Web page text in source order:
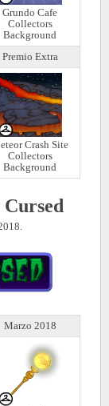
Grundo Cafe
Collectors
Background
Premio Extra
Crash Site
Collectors
Background
Marzo 2018